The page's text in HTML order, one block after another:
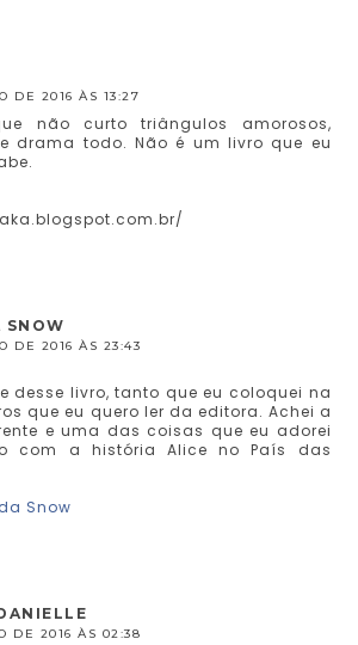
DE 2016 ÀS 13:27
não curto triângulos amorosos,
drama todo. Não é um livro que eu
SNOW
DE 2016 ÀS 23:43
desse livro, tanto que eu coloquei na
que eu quero ler da editora. Achei a
e uma das coisas que eu adorei
com a história Alice no País das
Snow
DE 2016 ÀS 02:38